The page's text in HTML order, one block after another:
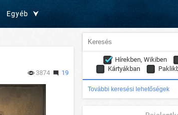
Egyéb
3874 19
Hírekben, Wikiben
Kártyákban
További keresési lehetőségek